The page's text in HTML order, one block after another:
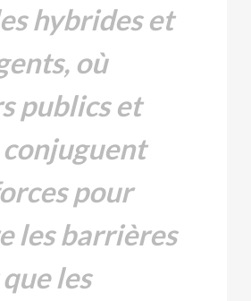
hybrides et
où
publics et
pour
les barrières
les